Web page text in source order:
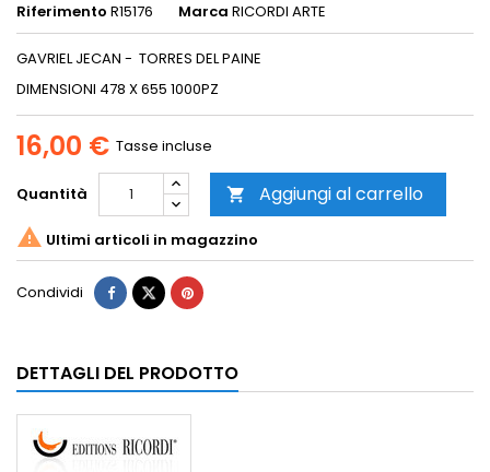
Riferimento R15176 Marca RICORDI ARTE
GAVRIEL JECAN - TORRES DEL PAINE
DIMENSIONI 478 X 655 1000PZ
16,00 € Tasse incluse
Quantità  Aggiungi al carrello
 Ultimi articoli in magazzino
Condividi
DETTAGLI DEL PRODOTTO